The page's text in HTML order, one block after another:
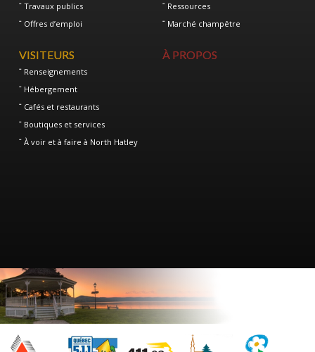
Travaux publics
Offres d’emploi
Ressources
Marché champêtre
VISITEURS
Renseignements
Hébergement
Cafés et restaurants
Boutiques et services
À voir et à faire à North Hatley
À PROPOS